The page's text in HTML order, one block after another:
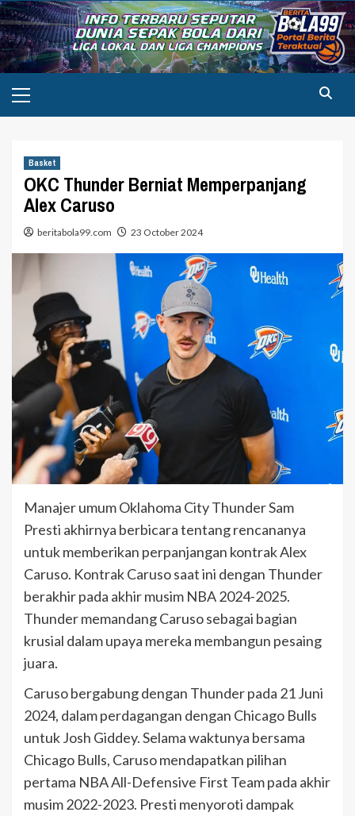
Skip
to
content
Menu
Basket
OKC Thunder Berniat Memperpanjang
Alex Caruso
beritabola99.com 23 October 2024
Manajer umum Oklahoma City Thunder Sam
Presti akhirnya berbicara tentang rencananya
untuk memberikan perpanjangan kontrak Alex
Caruso. Kontrak Caruso saat ini dengan Thunder
berakhir pada akhir musim NBA 2024-2025.
Thunder memandang Caruso sebagai bagian
krusial dalam upaya mereka membangun pesaing
juara.
Caruso bergabung dengan Thunder pada 21 Juni
2024, dalam perdagangan dengan Chicago Bulls
untuk Josh Giddey. Selama waktunya bersama
Chicago Bulls, Caruso mendapatkan pilihan
pertama NBA All-Defensive First Team pada akhir
musim 2022-2023. Presti menyoroti dampak